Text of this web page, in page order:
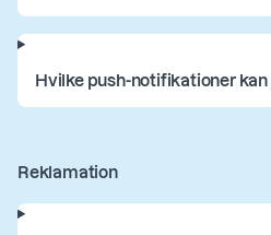
Hvilke push-notifikationer kan
Reklamation